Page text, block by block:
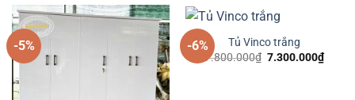
-5% -6%
Tủ Vinco trắng
7.800.000₫ Giá
7.300.000₫Giá
hiện